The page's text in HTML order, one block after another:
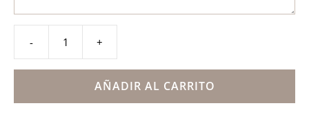
-
con
hebilla
flor
+
AÑADIR AL CARRITO